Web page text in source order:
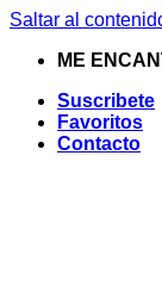
Saltar al
ME
Suscribete
Favoritos
Contacto